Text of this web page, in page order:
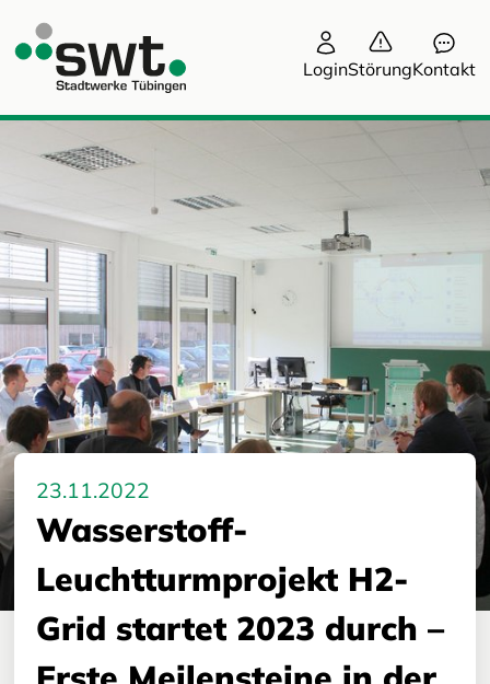
LoginStörungKontakt
23.11.2022
Wasserstoff-
Leuchtturmprojekt H2-
Grid startet 2023 durch –